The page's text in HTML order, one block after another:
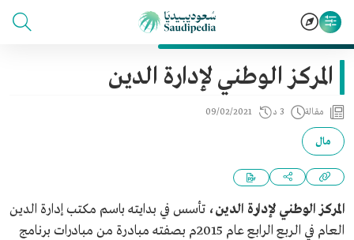
المركز الوطني لإدارة الدين
مقالة 3 د 09/02/2021
مال
المركز الوطني لإدارة الدين، تأسس ​في بدايته باسم مكتب إدارة الدين
العام في الربع الرابع عام 20​15م بصفته مبادرة من مبادرات برنامج